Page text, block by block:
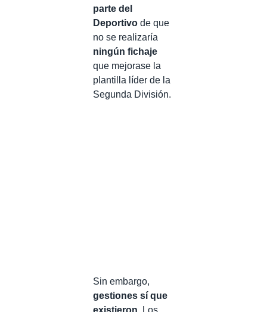
parte del
Deportivo de que
no se realizaría
ningún fichaje
que mejorase la
plantilla líder de la
Segunda División.
Sin embargo,
gestiones sí que
existieron . Los